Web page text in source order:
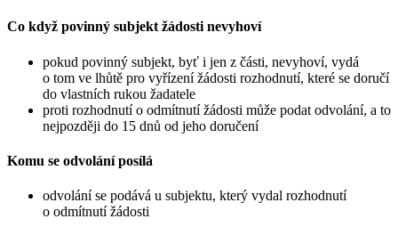
Co když povinný subjekt žádosti nevyhoví
pokud povinný subjekt, byť i jen z části, nevyhoví, vydá
o tom ve lhůtě pro vyřízení žádosti rozhodnutí, které se doručí
do vlastních rukou žadatele
proti rozhodnutí o odmítnutí žádosti může podat odvolání, a to
nejpozději do 15 dnů od jeho doručení
Komu se odvolání posílá
odvolání se podává u subjektu, který vydal rozhodnutí
o odmítnutí žádosti